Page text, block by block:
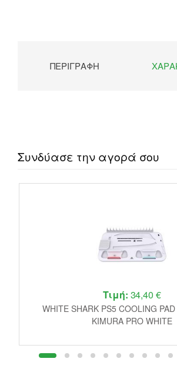
ΠΕΡΙΓΡΑΦΉ
Συνδύασε την αγορά σου
Τιμή: 34,40 €
WHITE SHARK PS5 COOLING
KIMURA PRO WHITE